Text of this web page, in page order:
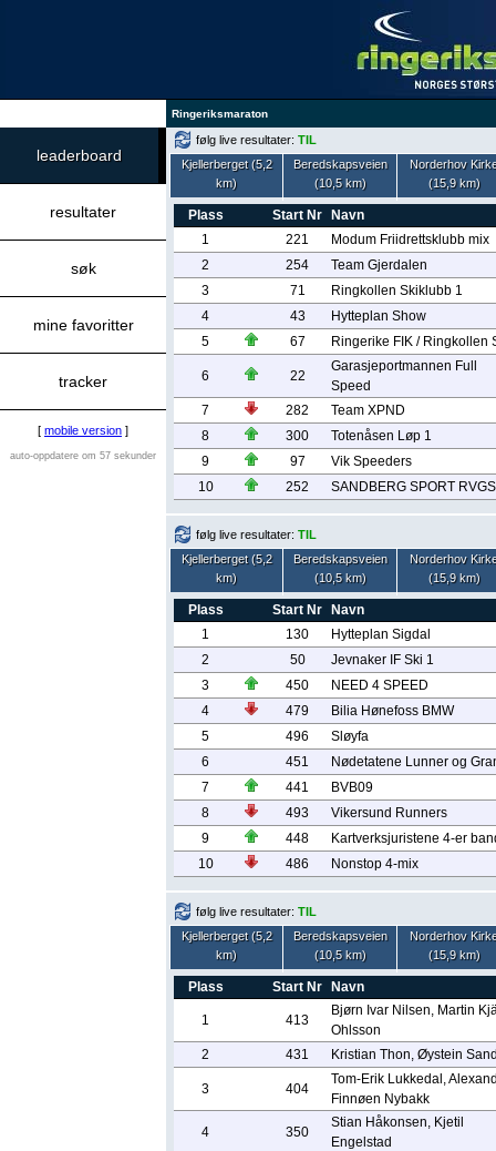
Ringeriksmaraton
leaderboard
resultater
søk
mine favoritter
tracker
[ mobile version ]
auto-oppdatere om 57 sekunder
følg live resultater: TIL
Kjellerberget (5,2
km)
Beredskapsveien
(10,5 km)
Norderhov
(15,9 km)
Plass Start Nr
Navn
1
221
Modum Friidrettsklubb mix
2
254
Team Gjerdalen
3
71
Ringkollen Skiklubb 1
4
43
Hytteplan Show
5
67 Ringerike FIK / Ringkollen
6 22
Garasjeportmannen Full
Speed
7
282
Team XPND
8
300
Totenåsen Løp 1
9
97
Vik Speeders
10
252 SANDBERG SPORT RVGS
følg live resultater: TIL
Kjellerberget (5,2
km)
Beredskapsveien
(10,5 km)
Norderhov
(15,9 km)
Plass Start Nr
Navn
1
130
Hytteplan Sigdal
2
50
Jevnaker IF Ski 1
3
450
NEED 4 SPEED
4
479
Bilia Hønefoss BMW
5
496
Sløyfa
6
451
Nødetatene Lunner og
7
441
BVB09
8
493
Vikersund Runners
9
448
Kartverksjuristene 4-er
10
486 Nonstop 4-mix
følg live resultater: TIL
Kjellerberget (5,2
km)
Beredskapsveien
(10,5 km)
Norderhov
(15,9 km)
Plass Start Nr Navn
1 413
Bjørn Ivar Nilsen, Martin
Ohlsson
2
431 Kristian Thon, Øystein
3 404
Tom-Erik Lukkedal,
Finnøen Nybakk
4 350
Stian Håkonsen, Kjetil
Engelstad